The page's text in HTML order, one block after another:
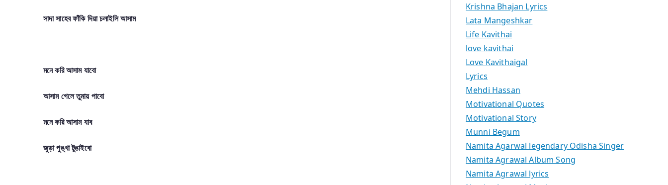
সাদা সাহেব ফাঁকি দিয়া চলাইলি আসাম
মনে করি আসাম যাবো
আসাম গেলে তুমায় পাবো
মনে করি আসাম যাব
জুড়া পুঙ্খা টুঙাইবো
Krishna Bhajan Lyrics
Lata Mangeshkar
Life Kavithai
love kavithai
Love Kavithaigal
Lyrics
Mehdi Hassan
Motivational Quotes
Motivational Story
Munni Begum
Namita Agarwal legendary Odisha Singer
Namita Agrawal Album Song
Namita Agrawal lyrics